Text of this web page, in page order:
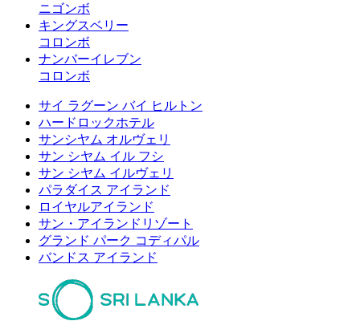
ニゴンボ
キングスベリー
コロンボ
ナンバーイレブン
コロンボ
サイ ラグーン バイ ヒルトン
ハードロックホテル
サンシヤム オルヴェリ
サン シヤム イル フシ
サン シヤム イルヴェリ
パラダイス アイランド
ロイヤルアイランド
サン・アイランドリゾート
グランド パーク コディパル
バンドス アイランド